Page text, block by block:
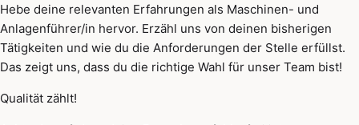
Hebe deine relevanten Erfahrungen als Maschinen- und
Anlagenführer/in hervor. Erzähl uns von deinen bisherigen
Tätigkeiten und wie du die Anforderungen der Stelle erfüllst.
Das zeigt uns, dass du die richtige Wahl für unser Team bist!
Qualität zählt!